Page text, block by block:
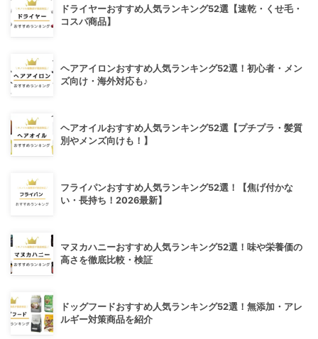
ドライヤーおすすめ人気ランキング52選【速乾・くせ毛・
コスパ商品】
ヘアアイロンおすすめ人気ランキング52選！初心者・メン
ズ向け・海外対応も♪
ヘアオイルおすすめ人気ランキング52選【プチプラ・髪質
別やメンズ向けも！】
フライパンおすすめ人気ランキング52選！【焦げ付かな
い・長持ち！2026最新】
マヌカハニーおすすめ人気ランキング52選！味や栄養価の
高さを徹底比較・検証
ドッグフードおすすめ人気ランキング52選！無添加・アレ
ルギー対策商品を紹介